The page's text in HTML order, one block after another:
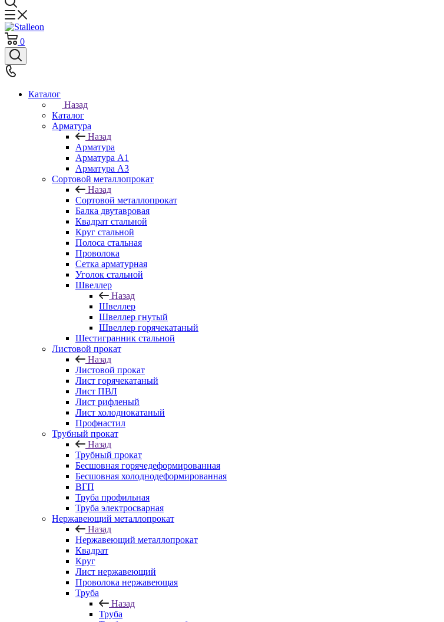
0
Каталог
Назад
Каталог
Арматура
Назад
Арматура
Арматура A1
Арматура А3
Сортовой металлопрокат
Назад
Сортовой металлопрокат
Балка двутавровая
Квадрат стальной
Круг стальной
Полоса стальная
Проволока
Сетка арматурная
Уголок стальной
Швеллер
Назад
Швеллер
Швеллер гнутый
Швеллер горячекатаный
Шестигранник стальной
Листовой прокат
Назад
Листовой прокат
Лист горячекатаный
Лист ПВЛ
Лист рифленый
Лист холоднокатаный
Профнастил
Трубный прокат
Назад
Трубный прокат
Бесшовная горячедеформированная
Бесшовная холоднодеформированная
ВГП
Труба профильная
Труба электросварная
Нержавеющий металлопрокат
Назад
Нержавеющий металлопрокат
Квадрат
Круг
Лист нержавеющий
Проволока нержавеющая
Труба
Назад
Труба